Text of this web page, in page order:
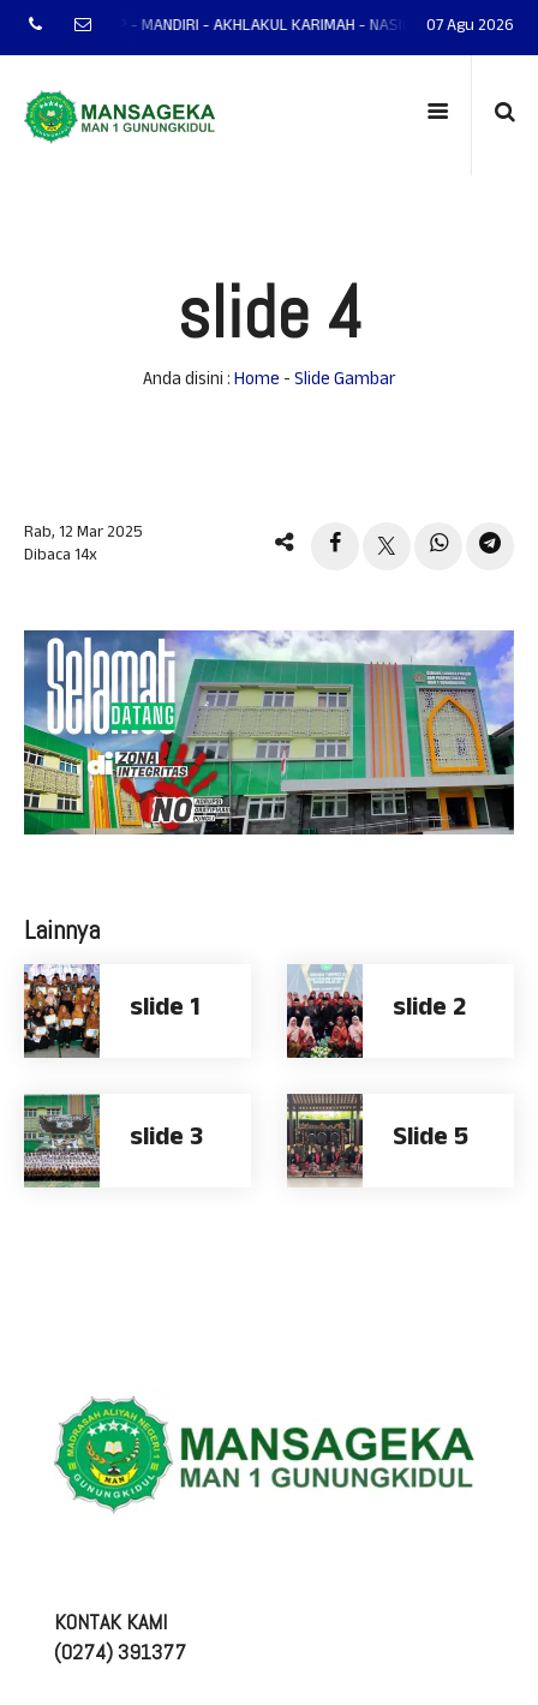
MANTAP - MANDIRI - AKHLAKUL KARIMAH - NASIONALIS - TERAMPIL -
07 Agu 2026
slide 4
Anda disini :Home -Slide Gambar
Rab, 12 Mar 2025
Dibaca 14x
Lainnya
slide 1 slide 2
slide 3 Slide 5
KONTAK KAMI
(0274) 391377